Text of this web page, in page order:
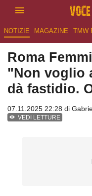
NOTIZIE MAGAZINE TMW
Roma
"Non voglio
dà fastidio.
07.11.2025 22:28 di
VEDI LETTURE